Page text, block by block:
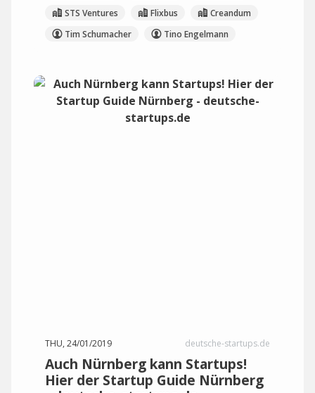
STS Ventures
Flixbus
Creandum
Tim Schumacher
Tino Engelmann
THU, 24/01/2019 deutsche-startups.de
Auch Nürnberg kann Startups!
Hier der Startup Guide Nürnberg